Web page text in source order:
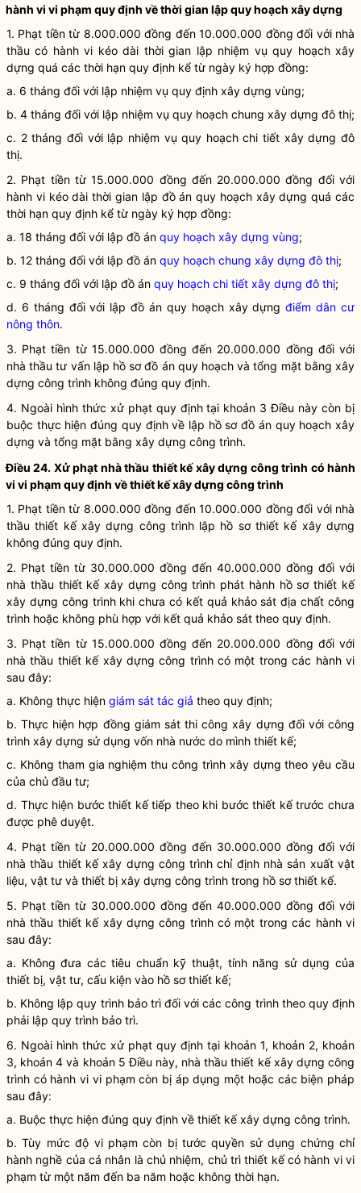
hành vi vi phạm quy định về thời gian lập quyhoạch xây dựng
1. Phạt tiền từ 8.000.000 đồng đến 10.000.000 đồng đối với nhà
thầu có hành vi kéo dài thời gian lập nhiệm vụ quy hoạch xây
dựng quá các thời hạn quy định kể từ ngày ký hợp đồng:
a. 6 tháng đối với lập nhiệm vụ quy định xây dựng vùng;
b. 4 tháng đối với lập nhiệm vụ quy hoạch chung xây dựng đô thị;
c. 2 tháng đối với lập nhiệm vụ quy hoạch chi tiết xây dựng đô
thị.
2. Phạt tiền từ 15.000.000 đồng đến 20.000.000 đồng đối với
hành vi kéo dài thời gian lập đồ ánquy hoạch xây dựng quá các
thời hạn quy định kể từ ngày ký hợp đồng:
a. 18 tháng đối với lập đồ án quy hoạch xây dựng vùng;
b. 12 tháng đối với lập đồ án quy hoạch chung xây dựng đô thị;
c. 9 tháng đối với lập đồ án quy hoạch chi tiết xây dựng đô thị;
d. 6 tháng đối với lập đồ án quy hoạch xây dựng điểm dân cư
nông thôn.
3. Phạt tiền từ 15.000.000 đồng đến 20.000.000 đồng đối với
nhà thầu tư vấn lập hồ sơ đồ án quy hoạch và tổng mặt bằng xây
dựng công trình không đúng quy định.
4. Ngoài hình thức xử phạt quy định tại khoản 3 Điều này còn bị
buộc thực hiện đúng quy định về lập hồ sơ đồ án quy hoạch xây
dựng và tổng mặt bằng xây dựng công trình.
Điều 24. Xử phạt nhà thầu thiết kế xây dựng công trình có hành
vi vi phạm quy định về thiết kế xây dựng công trình
1. Phạt tiền từ 8.000.000 đồng đến 10.000.000 đồng đối với nhà
thầu thiết kế xây dựng công trình lập hồ sơ thiết kế xây dựng
không đúng quy định.
2. Phạt tiền từ 30.000.000 đồng đến 40.000.000 đồng đối với
nhà thầu thiết kế xây dựng công trình phát hành hồ sơ thiết kế
xây dựng công trình khi chưa có kết quả khảo sát địa chất công
trình hoặc không phù hợp với kết quả khảo sát theo quy định.
3. Phạt tiền từ 15.000.000 đồng đến 20.000.000 đồng đối với
nhà thầu thiết kế xây dựng công trình có một trong các hành vi
sau đây:
a. Không thực hiện giám sát tác giả theo quy định;
b. Thực hiện hợp đồng giám sát thi công xây dựng đối với công
trình xây dựng sử dụng vốn nhà nước do mình thiết kế;
c. Không tham gia nghiệm thu công trình xây dựng theo yêu cầu
của chủ đầu tư;
d. Thực hiện bước thiết kế tiếp theo khi bước thiết kế trước chưa
được phê duyệt.
4. Phạt tiền từ 20.000.000 đồng đến 30.000.000 đồng đối với
nhà thầu thiết kế xây dựng công trình chỉ định nhà sản xuất vật
liệu, vật tư và thiết bị xây dựng công trình trong hồ sơ thiết kế.
5. Phạt tiền từ 30.000.000 đồng đến 40.000.000 đồng đối với
nhà thầu thiết kế xây dựng công trình có một trong các hành vi
sau đây:
a. Không đưa các tiêu chuẩn kỹ thuật, tính năng sử dụng của
thiết bị, vật tư, cấu kiện vào hồ sơ thiết kế;
b. Không lập quy trình bảo trì đối với các công trình theo quy định
phải lập quy trình bảo trì.
6. Ngoài hình thức xử phạt quy định tại khoản 1, khoản 2, khoản
3, khoản 4 và khoản 5 Điều này, nhà thầu thiết kế xây dựng công
trình có hành vi vi phạm còn bị áp dụng một hoặc các biện pháp
sau đây:
a. Buộc thực hiện đúng quy định về thiết kế xây dựng công trình.
b. Tùy mức độ vi phạm còn bị tướcquyền sử dụng chứng chỉ
hành nghề của cá nhân là chủ nhiệm, chủ trì thiết kế có hành vi vi
phạm từ một năm đến ba năm hoặc không thời hạn.